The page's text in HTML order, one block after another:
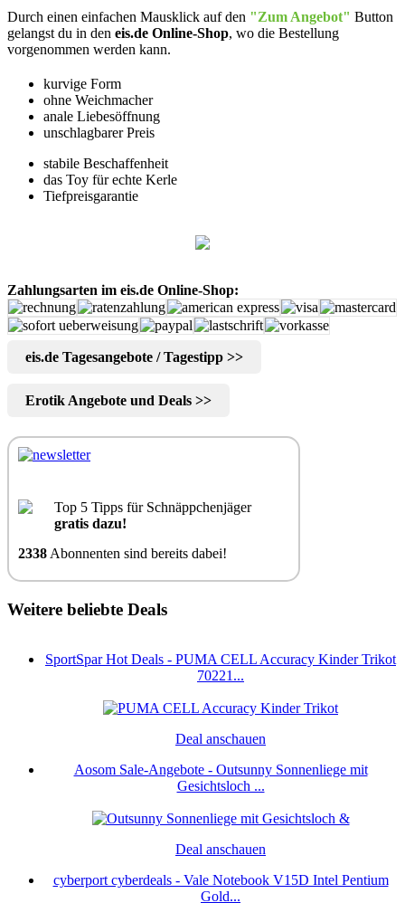
Durch einen einfachen Mausklick auf den "Zum Angebot" Button
gelangst du in den eis.de Online-Shop, wo die Bestellung
vorgenommen werden kann.
kurvige Form
ohne Weichmacher
anale Liebesöffnung
unschlagbarer Preis
stabile Beschaffenheit
das Toy für echte Kerle
Tiefpreisgarantie
Zahlungsarten im eis.de Online-Shop:
eis.de Tagesangebote / Tagestipp >>
Erotik Angebote und Deals >>
Top 5 Tipps für Schnäppchenjäger
gratis dazu!
2338 Abonnenten sind bereits dabei!
Weitere beliebte Deals
SportSpar Hot Deals - PUMA CELL Accuracy Kinder Trikot
70221...
Deal anschauen
Aosom Sale-Angebote - Outsunny Sonnenliege mit
Gesichtsloch ...
Deal anschauen
cyberport cyberdeals - Vale Notebook V15D Intel Pentium
Gold...